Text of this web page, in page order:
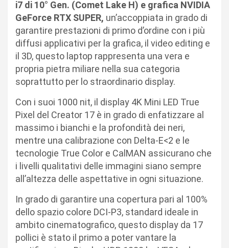
i7 di 10° Gen. (Comet Lake H) e grafica NVIDIA
GeForce RTX SUPER, un’accoppiata in grado di
garantire prestazioni di primo d’ordine con i più
diffusi applicativi per la grafica, il video editing e
il 3D, questo laptop rappresenta una vera e
propria pietra miliare nella sua categoria
soprattutto per lo straordinario display.
Con i suoi 1000 nit, il display 4K Mini LED True
Pixel del Creator 17 è in grado di enfatizzare al
massimo i bianchi e la profondità dei neri,
mentre una calibrazione con Delta-E<2 e le
tecnologie True Color e CalMAN assicurano che
i livelli qualitativi delle immagini siano sempre
all’altezza delle aspettative in ogni situazione.
In grado di garantire una copertura pari al 100%
dello spazio colore DCI-P3, standard ideale in
ambito cinematografico, questo display da 17
pollici è stato il primo a poter vantare la